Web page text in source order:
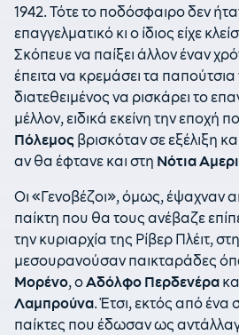
1942. Τότε το ποδόσφαιρο δεν
επαγγελματικό κι ο ίδιος είχε
Σκόπευε να παίξει άλλον έναν
έπειτα να κρεμάσει τα
διατεθειμένος να ρισκάρει το
μέλλον, ειδικά εκείνη την εποχή
Πόλεμος βρισκόταν σε εξέλιξη
αν θα έφτανε και στη Νότια
Οι «Γενοβέζοι», όμως, έψαχναν
παίκτη που θα τους ανέβαζε
την κυριαρχία της Ρίβερ Πλέιτ,
μεσουρανούσαν παικταράδες
Μορένο, οΑδόλφο Περδενέρα
Λαμπρούνα. Έτσι, εκτός από
παίκτες που έδωσαν ως